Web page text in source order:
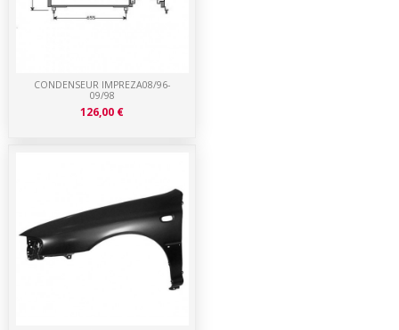
CONDENSEUR IMPREZA08/96-
09/98
126,00 €